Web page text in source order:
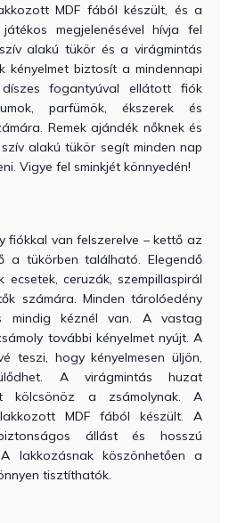
MDF fából készült, és a
megjelenésével hívja fel
alakú tükör és a virágmintás
kényelmet biztosít a mindennapi
fogantyúval ellátott fiók
parfümök, ékszerek és
Remek ajándék nőknek és
alakú tükör segít minden nap
Vigye fel sminkjét könnyedén!
fiókkal van felszerelve – kettő az
a tükörben található. Elegendő
ceruzák, szempillaspirál
számára. Minden tárolóedény
mindig kéznél van. A vastag
további kényelmet nyújt. A
teszi, hogy kényelmesen üljön,
A virágmintás huzat
kölcsönöz a zsámolynak. A
MDF fából készült. A
állást és hosszú
A lakkozásnak köszönhetően a
tisztíthatók.